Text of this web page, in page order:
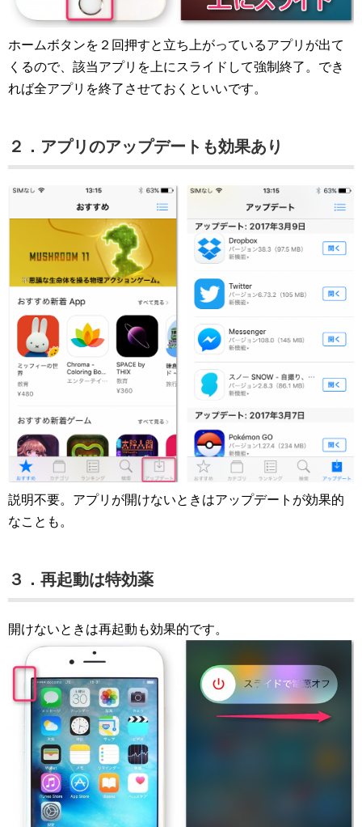
ホームボタンを２回押すと立ち上がっているアプリが出て
くるので、該当アプリを上にスライドして強制終了。でき
れば全アプリを終了させておくといいです。
２．アプリのアップデートも効果あり
説明不要。アプリが開けないときはアップデートが効果的
なことも。
３．再起動は特効薬
開けないときは再起動も効果的です。